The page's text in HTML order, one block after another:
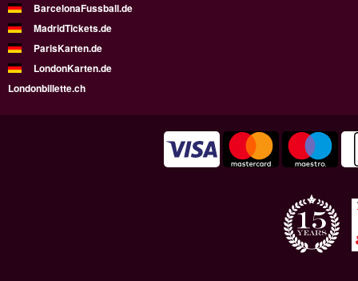
BarcelonaFussball.de
MadridTickets.de
ParisKarten.de
LondonKarten.de
Londonbillette.ch